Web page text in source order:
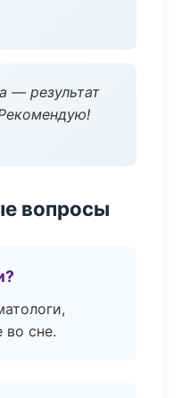
— результат
вопросы
во сне.